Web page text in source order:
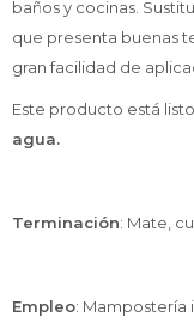
baños y cocinas.
que presenta buenas
gran facilidad de
Este producto está listo
agua.
Terminación: Mate,
Empleo: Mampostería